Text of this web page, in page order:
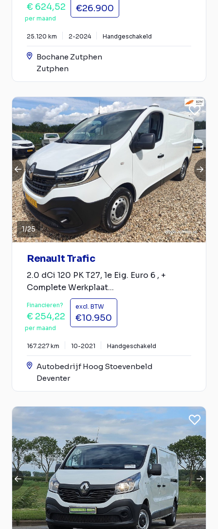
€ 624,52
per maand
€26.900
25.120 km 2-2024 Handgeschakeld
Bochane Zutphen
Zutphen
1/25
Renault Trafic
2.0 dCi 120 PK T27, 1e Eig. Euro 6 , +
Complete Werkplaat...
Financieren?
€ 254,22
per maand
excl. BTW
€10.950
167.227 km 10-2021 Handgeschakeld
Autobedrijf Hoog Stoevenbeld
Deventer